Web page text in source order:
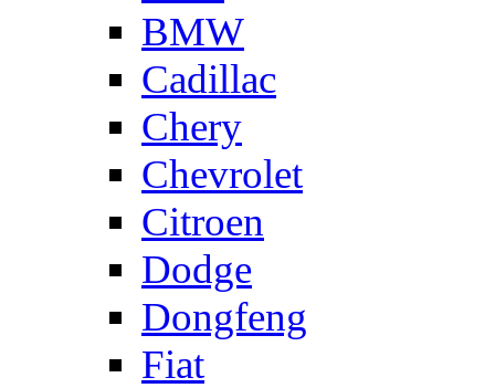
BMW
Cadillac
Chery
Chevrolet
Citroen
Dodge
Dongfeng
Fiat